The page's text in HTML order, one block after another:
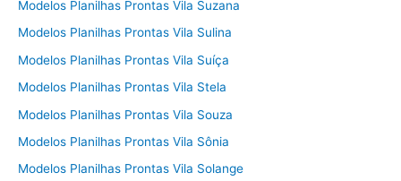
Modelos Planilhas Prontas Vila Suzana
Modelos Planilhas Prontas Vila Sulina
Modelos Planilhas Prontas Vila Suíça
Modelos Planilhas Prontas Vila Stela
Modelos Planilhas Prontas Vila Souza
Modelos Planilhas Prontas Vila Sônia
Modelos Planilhas Prontas Vila Solange